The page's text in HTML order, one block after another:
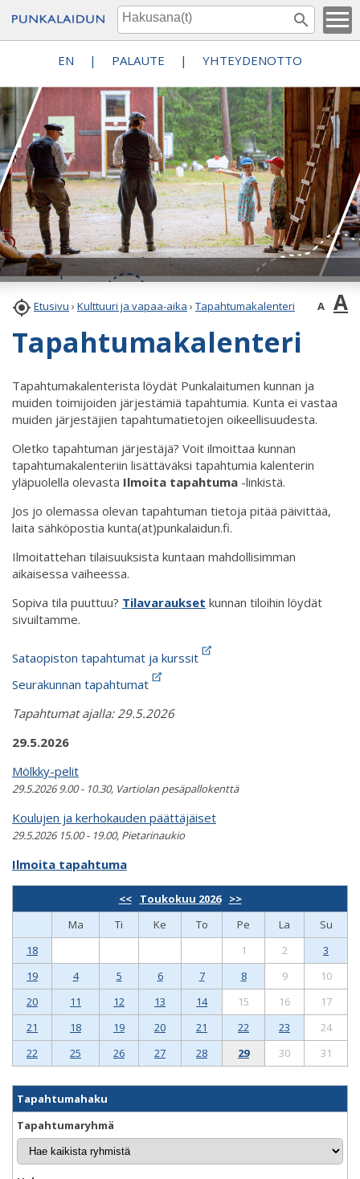
EN | PALAUTE | YHTEYDENOTTO
 Etusivu › Kulttuuri ja vapaa-aika › Tapahtumakalenteri A A
Tapahtumakalenteri
Tapahtumakalenterista löydät Punkalaitumen kunnan ja
muiden toimijoiden järjestämiä tapahtumia. Kunta ei vastaa
muiden järjestäjien tapahtumatietojen oikeellisuudesta.
Oletko tapahtuman järjestäjä? Voit ilmoittaa kunnan
tapahtumakalenteriin lisättäväksi tapahtumia kalenterin
yläpuolella olevasta Ilmoita tapahtuma -linkistä.
Jos jo olemassa olevan tapahtuman tietoja pitää päivittää,
laita sähköpostia kunta(at)punkalaidun.fi.
Ilmoitattehan tilaisuuksista kuntaan mahdollisimman
aikaisessa vaiheessa.
Sopiva tila puuttuu? Tilavaraukset kunnan tiloihin löydät
sivuiltamme.
Sataopiston tapahtumat ja kurssit
Seurakunnan tapahtumat
Tapahtumat ajalla: 29.5.2026
29.5.2026
Mölkky-pelit
29.5.2026 9.00 - 10.30, Vartiolan pesäpallokenttä
Koulujen ja kerhokauden päättäjäiset
29.5.2026 15.00 - 19.00, Pietarinaukio
Ilmoita tapahtuma
<< Toukokuu 2026
>>
Ma
Ti Ke To Pe La
Su
18
1 2
3
19
4 5 6 7 8 9
10
20
11 12 13 14 15 16
17
21
18 19 20 21 22 23
24
22
25 26 27 28 29 30 31
Tapahtumahaku
Tapahtumaryhmä